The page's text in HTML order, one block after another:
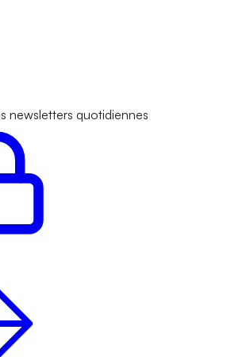
newsletters quotidiennes